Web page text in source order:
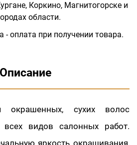
Коркино, Магнитогорске и
области.
- оплата при получении товара.
Описание
окрашенных, сухих волос
всех видов салонных работ.
яркость окрашивания,